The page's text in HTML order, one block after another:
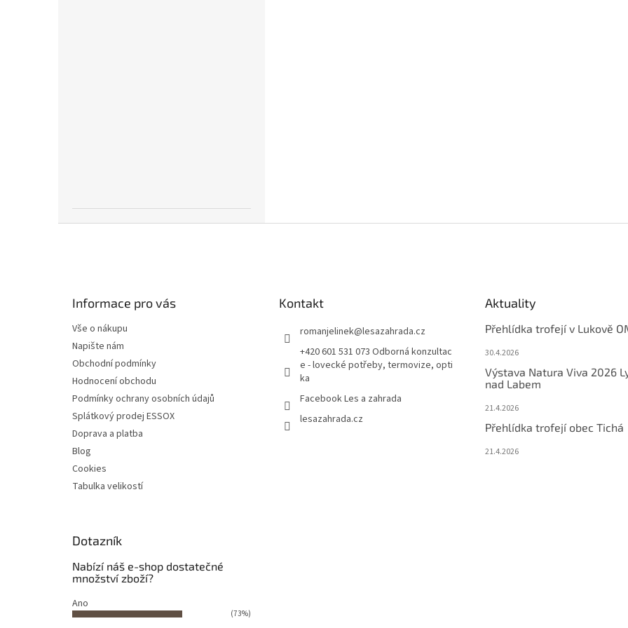
Informace pro vás
Vše o nákupu
Napište nám
Obchodní podmínky
Hodnocení obchodu
Podmínky ochrany osobních údajů
Splátkový prodej ESSOX
Doprava a platba
Blog
Cookies
Tabulka velikostí
Kontakt
romanjelinek@lesazahrada.cz
+420 601 531 073 Odborná konzultac
e - lovecké potřeby, termovize, opti
ka
Facebook Les a zahrada
lesazahrada.cz
Aktuality
Přehlídka trofejí v Lukově
30.4.2026
Výstava Natura Viva 2026
nad Labem
21.4.2026
Přehlídka trofejí obec Tichá
21.4.2026
Dotazník
Nabízí náš e-shop dostatečné
množství zboží?
Ano
(73%)